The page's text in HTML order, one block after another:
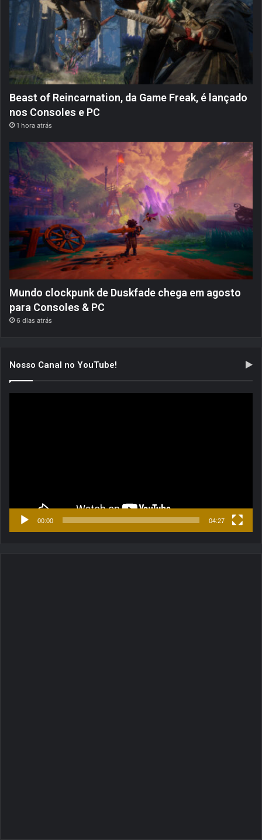
Beast of Reincarnation, da Game Freak, é lançado
nos Consoles e PC
1 hora atrás
Mundo clockpunk de Duskfade chega em agosto
para Consoles & PC
6 dias atrás
Nosso Canal no YouTube!
00:00 04:27